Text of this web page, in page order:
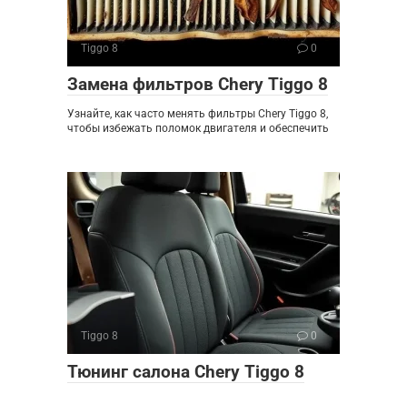
Tiggo 8 0
Замена фильтров Chery Tiggo 8
Узнайте, как часто менять фильтры Chery Tiggo 8,
чтобы избежать поломок двигателя и обеспечить
Tiggo 8 0
Тюнинг салона Chery Tiggo 8